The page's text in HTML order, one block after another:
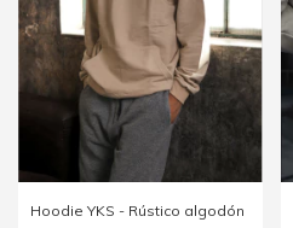
Hoodie YKS - Rústico algodón